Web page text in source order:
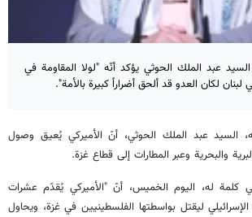
السيد عبد الملك الحوثي يؤكد أنّه "لولا المقاومة في
لكان العدو قد ألحق أضراراً كبيرة بالأمة".
السيد عبد الملك الحوثي، أنّ الأميركي يُعيق وصول
والبحرية وعبر المطارات إلى قطاع غزة.
كلمة له، اليوم الخميس، أنّ "الأميركي يُقدّم عشرات
ليقتل بواسطتها الفلسطينيين في غزة، ويحاول